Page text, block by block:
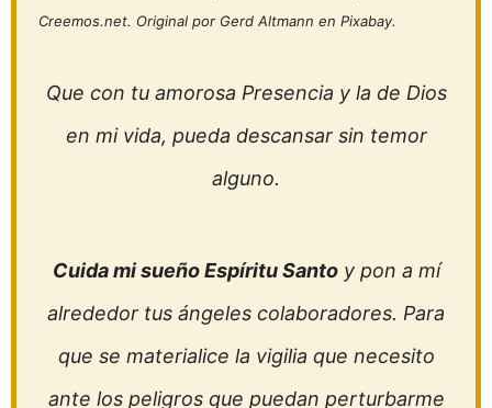
Creemos.net. Original por Gerd Altmann en Pixabay.
Que con tu amorosa Presencia y la de Dios
en mi vida, pueda descansar sin temor
alguno.
Cuida mi sueño Espíritu Santoy pon a mí
alrededor tus ángeles colaboradores. Para
que se materialice la vigilia que necesito
ante los peligros que puedan perturbarme